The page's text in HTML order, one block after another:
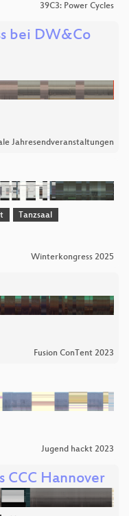
39C3: Power Cycles
bei DW&Co
Jahresendveranstaltungen
Tanzsaal
Winterkongress 2025
Fusion ConTent 2023
Jugend hackt 2023
Hannover